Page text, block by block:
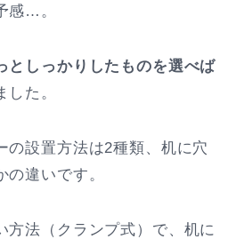
感…。
としっかりしたものを選べば
した。
の設置方法は2種類、机に穴
違いです。
方法（クランプ式）で、机に